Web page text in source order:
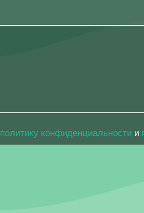
политику конфиденциальности и